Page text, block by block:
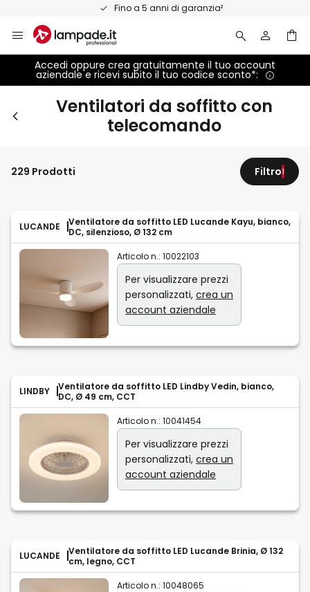
Fino a 5 anni di garanzia²
contenuto
Accedi oppure crea gratuitamente il tuo account
aziendale e ricevi subito il tuo codice sconto*:
Ventilatori da soffitto con
telecomando
LUCANDE
Ventilatore da soffitto LED Lucande Kayu, bianco,
DC, silenzioso, Ø 132 cm
Articolo n.: 10022103
Per visualizzare prezzi
personalizzati, crea un
account aziendale
LINDBY
Ventilatore da soffitto LED Lindby Vedin, bianco,
DC, Ø 49 cm, CCT
Articolo n.: 10041454
Per visualizzare prezzi
personalizzati, crea un
account aziendale
LUCANDE
Ventilatore da soffitto LED Lucande Brinia, Ø 132
cm, legno, CCT
Articolo n.: 10048065
229 Prodotti Filtro1